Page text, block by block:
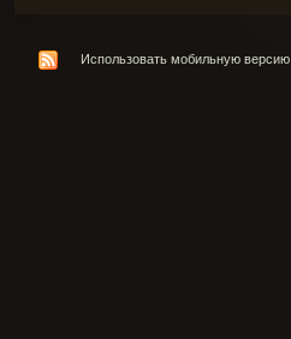
Использовать мобильную версию